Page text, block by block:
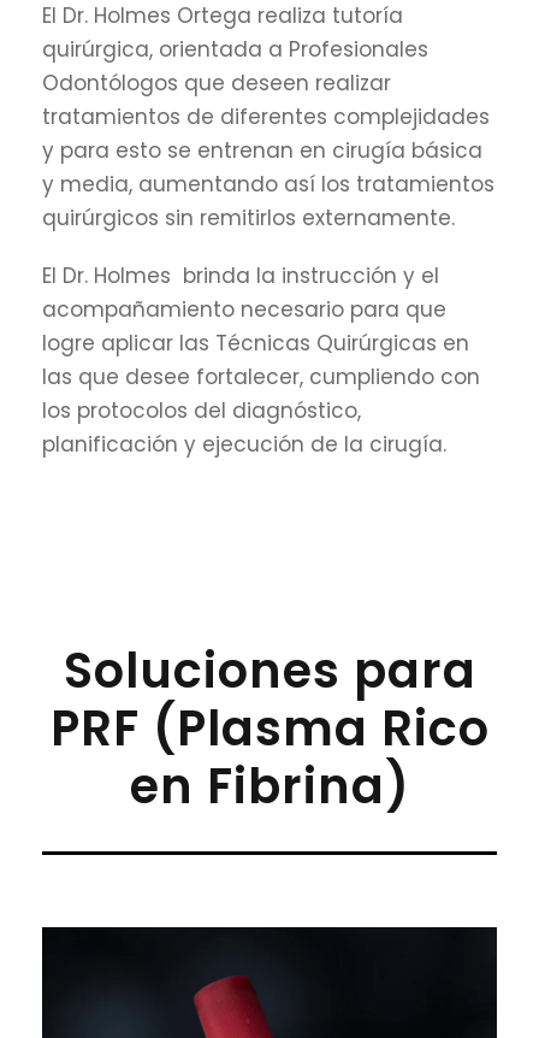
El Dr. Holmes Ortega realiza tutoría
quirúrgica, orientada a Profesionales
Odontólogos que deseen realizar
tratamientos de diferentes complejidades
y para esto se entrenan en cirugía básica
y media, aumentando así los tratamientos
quirúrgicos sin remitirlos externamente.
El Dr. Holmes brinda la instrucción y el
acompañamiento necesario para que
logre aplicar las Técnicas Quirúrgicas en
las que desee fortalecer, cumpliendo con
los protocolos del diagnóstico,
planificación y ejecución de la cirugía.
Soluciones para
PRF (Plasma Rico
en Fibrina)